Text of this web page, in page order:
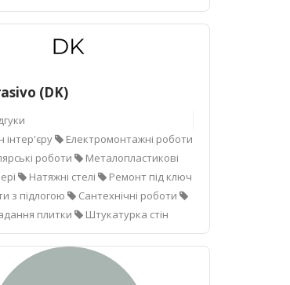
(DK)
інтер'єру
Електромонтажні роботи
роботи
Металопластикові
Натяжні стелі
Ремонт під ключ
з підлогою
Сантехнічні роботи
плитки
Штукатурка стін